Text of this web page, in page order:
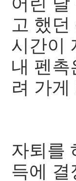
고 했
시간이
내 펜촉
려 가게
자퇴를
득에 결